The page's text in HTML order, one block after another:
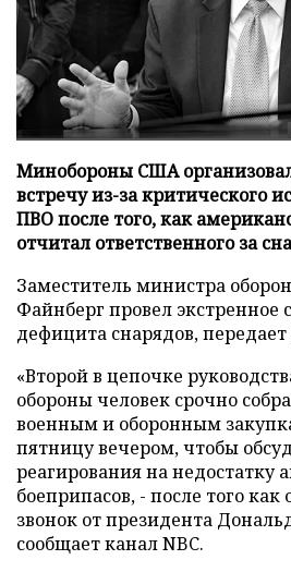
Минобороны США
встречу из-за критического
ПВО после того, как
отчитал ответственного за
Заместитель министра
Файнберг провел экстренное
дефицита снарядов, передает
«Второй в цепочке
обороны человек срочно
военным и оборонным
пятницу вечером, чтобы
реагирования на недостатку
боеприпасов, - после того
звонок от президента
сообщает канал NBC.